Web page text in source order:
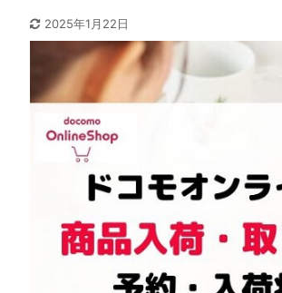
2025年1月22日